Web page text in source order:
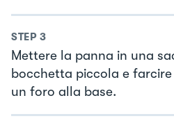
STEP 3
Mettere la panna in una
bocchetta piccola e
un foro alla base.